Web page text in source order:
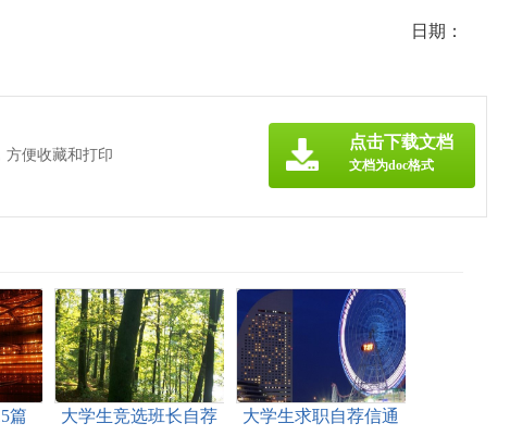
日期：
方便收藏和打印
点击下载文档
文档为doc格式
篇
大学生竞选班长自荐
大学生求职自荐信通